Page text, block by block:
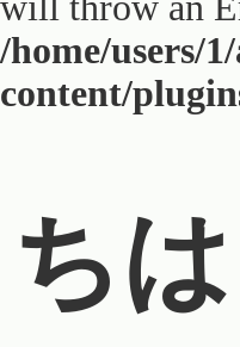
/home/users/
content/
ち